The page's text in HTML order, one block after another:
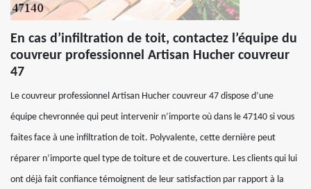
En cas d’infiltration de toit, contactez l’équipe du
couvreur professionnel Artisan Hucher couvreur
47
Le couvreur professionnel Artisan Hucher couvreur 47 dispose d’une
équipe chevronnée qui peut intervenir n’importe où dans le 47140 si vous
faites face à une infiltration de toit. Polyvalente, cette dernière peut
réparer n’importe quel type de toiture et de couverture. Les clients qui lui
ont déjà fait confiance témoignent de leur satisfaction par rapport à la